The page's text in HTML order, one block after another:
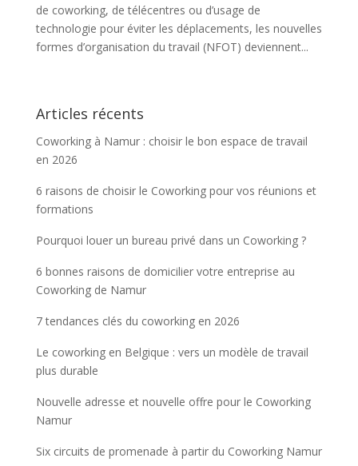
de coworking, de télécentres ou d’usage de
technologie pour éviter les déplacements, les nouvelles
formes d’organisation du travail (NFOT) deviennent...
Articles récents
Coworking à Namur : choisir le bon espace de travail
en 2026
6 raisons de choisir le Coworking pour vos réunions et
formations
Pourquoi louer un bureau privé dans un Coworking ?
6 bonnes raisons de domicilier votre entreprise au
Coworking de Namur
7 tendances clés du coworking en 2026
Le coworking en Belgique : vers un modèle de travail
plus durable
Nouvelle adresse et nouvelle offre pour le Coworking
Namur
Six circuits de promenade à partir du Coworking Namur